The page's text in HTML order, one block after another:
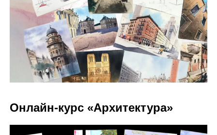
Онлайн-курс «Архитектура»